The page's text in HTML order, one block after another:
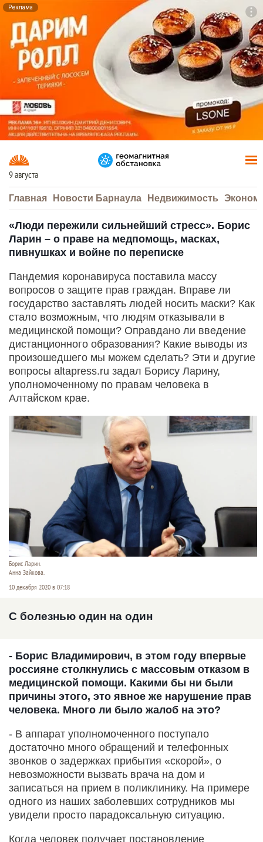
Реклама
9 августа
Главная Новости Барнаула Недвижимость
«Люди пережили сильнейший стресс». Борис
Ларин – о праве на медпомощь, масках,
пивнушках и войне по переписке
Пандемия коронавируса поставила массу
вопросов о защите прав граждан. Вправе ли
государство заставлять людей носить маски? Как
стало возможным, что людям отказывали в
медицинской помощи? Оправдано ли введение
дистанционного образования? Какие выводы из
произошедшего мы можем сделать? Эти и другие
вопросы altapress.ru задал Борису Ларину,
уполномоченному по правам человека в
Алтайском крае.
Борис Ларин.
Анна Зайкова.
10 декабря 2020 в 07:18
С болезнью один на один
- Борис Владимирович, в этом году впервые
россияне столкнулись с массовым отказом в
медицинской помощи. Какими бы ни были
причины этого, это явное же нарушение прав
человека. Много ли было жалоб на это?
- В аппарат уполномоченного поступало
достаточно много обращений и телефонных
звонков о задержках прибытия «скорой», о
невозможности вызвать врача на дом и
записаться на прием в поликлинику. На примере
одного из наших заболевших сотрудников мы
увидели просто парадоксальную ситуацию.
Когда человек получает постановление